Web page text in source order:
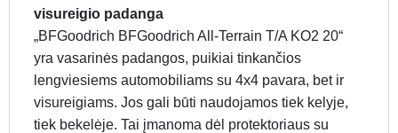
visureigio padanga
„BFGoodrich BFGoodrich All-Terrain T/A KO2 20“
yra vasarinės padangos, puikiai tinkančios
lengviesiems automobiliams su 4x4 pavara, bet ir
visureigiams. Jos gali būti naudojamos tiek kelyje,
tiek bekelėje. Tai įmanoma dėl protektoriaus su